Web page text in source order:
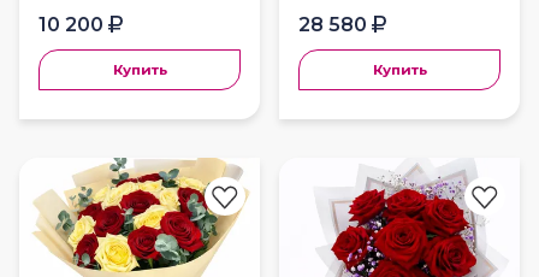
10 200
Купить
28 580
Купить